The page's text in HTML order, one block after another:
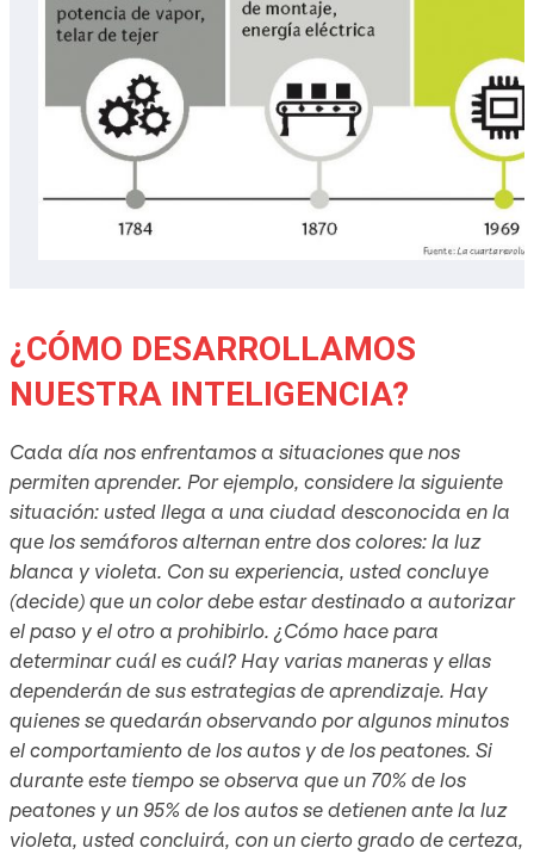
¿CÓMO DESARROLLAMOS
NUESTRA INTELIGENCIA?
Cada día nos enfrentamos a situaciones que nos
permiten aprender. Por ejemplo, considere la siguiente
situación: usted llega a una ciudad desconocida en la
que los semáforos alternan entre dos colores: la luz
blanca y violeta. Con su experiencia, usted concluye
(decide) que un color debe estar destinado a autorizar
el paso y el otro a prohibirlo. ¿Cómo hace para
determinar cuál es cuál? Hay varias maneras y ellas
dependerán de sus estrategias de aprendizaje. Hay
quienes se quedarán observando por algunos minutos
el comportamiento de los autos y de los peatones. Si
durante este tiempo se observa que un 70% de los
peatones y un 95% de los autos se detienen ante la luz
violeta, usted concluirá, con un cierto grado de certeza,